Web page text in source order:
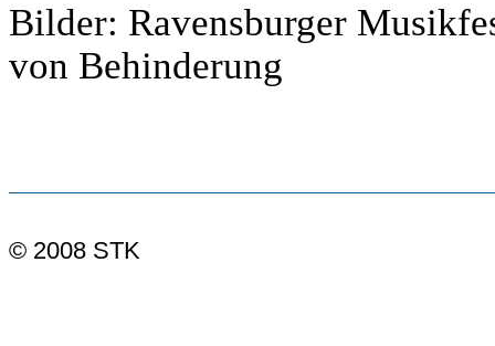
Bilder: Ravensburger
von Behinderung
© 2008 STK